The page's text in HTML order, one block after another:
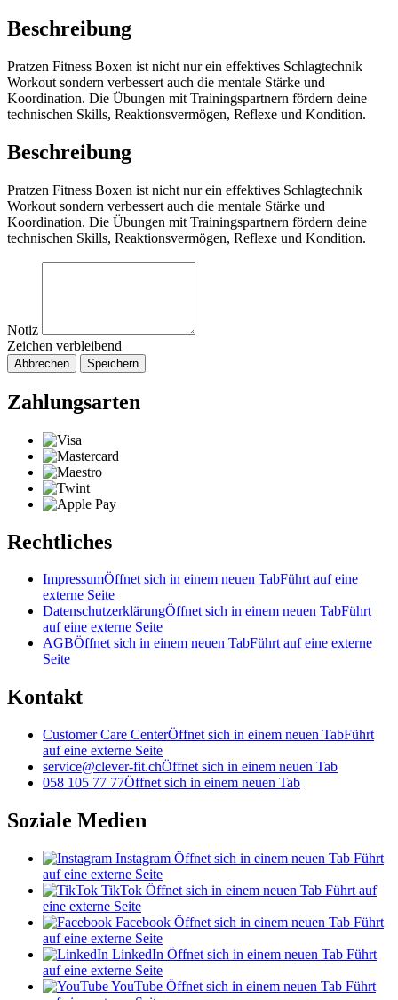
Beschreibung
Pratzen Fitness Boxen ist nicht nur ein effektives Schlagtechnik
Workout sondern verbessert auch die mentale Stärke und
Koordination. Die Übungen mit Trainingspartnern fördern deine
technischen Skills, Reaktionsvermögen, Reflexe und Kondition.
Beschreibung
Pratzen Fitness Boxen ist nicht nur ein effektives Schlagtechnik
Workout sondern verbessert auch die mentale Stärke und
Koordination. Die Übungen mit Trainingspartnern fördern deine
technischen Skills, Reaktionsvermögen, Reflexe und Kondition.
Notiz
Zeichen verbleibend
Abbrechen Speichern
Zahlungsarten
Rechtliches
ImpressumÖffnet sich in einem neuen TabFührt auf eine
externe Seite
DatenschutzerklärungÖffnet sich in einem neuen TabFührt
auf eine externe Seite
AGBÖffnet sich in einem neuen TabFührt auf eine externe
Seite
Kontakt
Customer Care CenterÖffnet sich in einem neuen TabFührt
auf eine externe Seite
service@clever-fit.chÖffnet sich in einem neuen Tab
058 105 77 77Öffnet sich in einem neuen Tab
Soziale Medien
Instagram Öffnet sich in einem neuen Tab Führt
auf eine externe Seite
TikTok Öffnet sich in einem neuen Tab Führt auf
eine externe Seite
Facebook Öffnet sich in einem neuen Tab Führt
auf eine externe Seite
LinkedIn Öffnet sich in einem neuen Tab Führt
auf eine externe Seite
YouTube Öffnet sich in einem neuen Tab Führt